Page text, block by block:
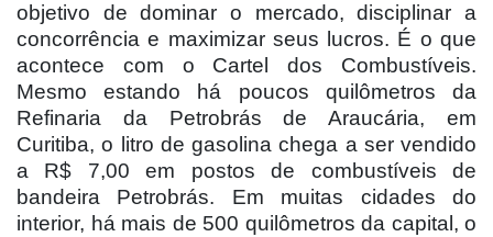
objetivo de dominar o mercado, disciplinar a
concorrência e maximizar seus lucros. É o que
acontece com o Cartel dos Combustíveis.
Mesmo estando há poucos quilômetros da
Refinaria da Petrobrás de Araucária, em
Curitiba, o litro de gasolina chega a ser vendido
a R$ 7,00 em postos de combustíveis de
bandeira Petrobrás. Em muitas cidades do
interior, há mais de 500 quilômetros da capital, o